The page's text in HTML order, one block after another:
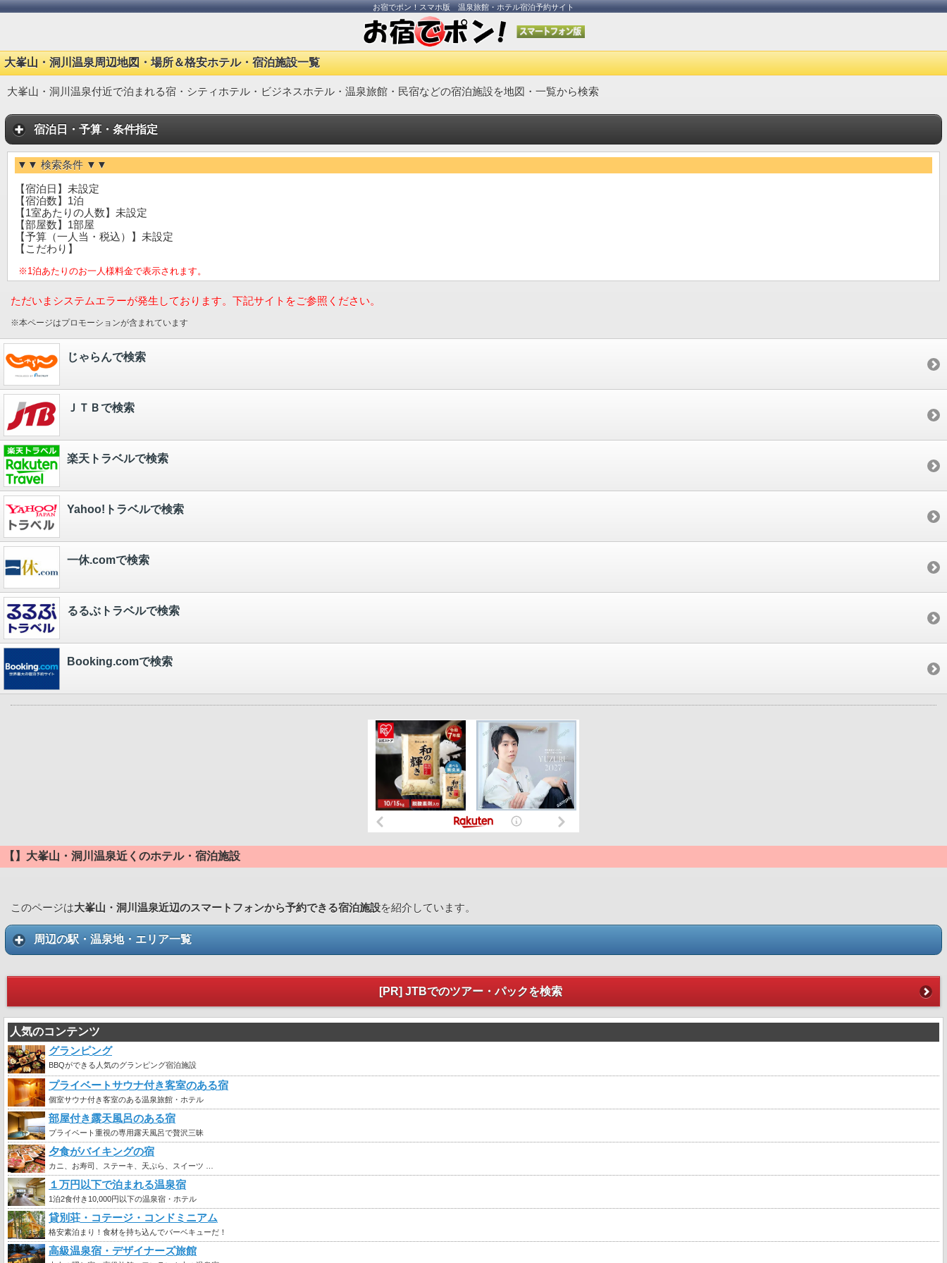
お宿でポン！スマホ版 温泉旅館・ホテル宿泊予約サイト
大峯山・洞川温泉周辺地図・場所＆格安ホテル・宿泊施設一覧
大峯山・洞川温泉付近で泊まれる宿・シティホテル・ビジネスホテル・温泉旅館・民宿などの宿泊施設を地図・一覧から検索
宿泊日・予算・条件指定
▼▼ 検索条件 ▼▼
【宿泊日】未設定
【宿泊数】1泊
【1室あたりの人数】未設定
【部屋数】1部屋
【予算（一人当・税込）】未設定
【こだわり】
※1泊あたりのお一人様料金で表示されます。
ただいまシステムエラーが発生しております。下記サイトをご参照ください。
※本ページはプロモーションが含まれています
じゃらんで検索
ＪＴＢで検索
楽天トラベルで検索
Yahoo!トラベルで検索
一休.comで検索
るるぶトラベルで検索
Booking.comで検索
【】大峯山・洞川温泉近くのホテル・宿泊施設
このページは大峯山・洞川温泉近辺のスマートフォンから予約できる宿泊施設を紹介しています。
周辺の駅・温泉地・エリア一覧
[PR] JTBでのツアー・パックを検索
人気のコンテンツ
グランピング
BBQができる人気のグランピング宿泊施設
プライベートサウナ付き客室のある宿
個室サウナ付き客室のある温泉旅館・ホテル
部屋付き露天風呂のある宿
プライベート重視の専用露天風呂で贅沢三昧
夕食がバイキングの宿
カニ、お寿司、ステーキ、天ぷら、スイーツ …
１万円以下で泊まれる温泉宿
1泊2食付き10,000円以下の温泉宿・ホテル
貸別荘・コテージ・コンドミニアム
格安素泊まり！食材を持ち込んでバーベキューだ！
高級温泉宿・デザイナーズ旅館